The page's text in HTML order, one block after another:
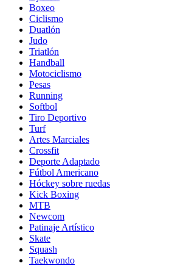
Boxeo
Ciclismo
Duatlón
Judo
Triatlón
Handball
Motociclismo
Pesas
Running
Softbol
Tiro Deportivo
Turf
Artes Marciales
Crossfit
Deporte Adaptado
Fútbol Americano
Hóckey sobre ruedas
Kick Boxing
MTB
Newcom
Patinaje Artístico
Skate
Squash
Taekwondo